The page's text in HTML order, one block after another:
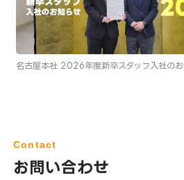
名古屋本社 2026年度新卒スタッフ入社のお
Contact
お問い合わせ